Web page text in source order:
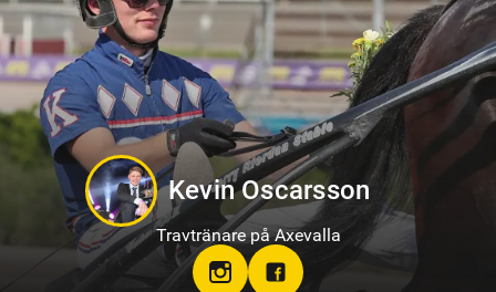
Sandra Eriksson
Travtränare på Bodentravet
stallsandraeriksson